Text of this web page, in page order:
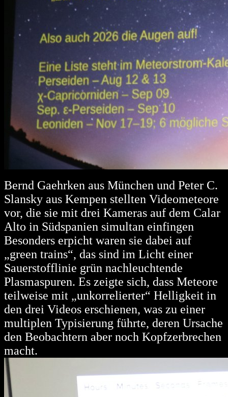
Bernd Gaehrken aus München und Peter C.
Slansky aus Kempen stellten Videometeore
vor, die sie mit drei Kameras auf dem Calar
Alto in Südspanien simultan einfingen
Besonders erpicht waren sie dabei auf
„green trains“, das sind im Licht einer
Sauerstofflinie grün nachleuchtende
Plasmaspuren. Es zeigte sich, dass Meteore
teilweise mit „unkorrelierter“ Helligkeit in
den drei Videos erschienen, was zu einer
multiplen Typisierung führte, deren Ursache
den Beobachtern aber noch Kopfzerbrechen
macht.